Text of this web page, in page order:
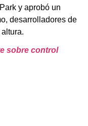
y aprobó un
desarrolladores de
sobre control